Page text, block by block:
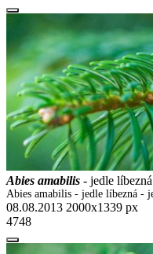
Abies amabilis - jedle
Abies amabilis - jedle líbezná -
08.08.2013 2000x1339 px
4748